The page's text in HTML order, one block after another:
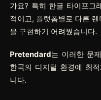
가요? 특히 한글 타이포그
적이고, 플랫폼별로 다른
을 구현하기 어려웠습니다.
Pretendard는 이러한 문
한국의 디지털 환경에 최
니다.